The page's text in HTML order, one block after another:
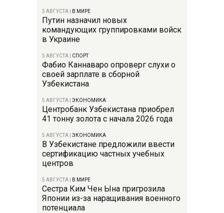
5 АВГУСТА В МИРЕ
Путин назначил новых
командующих группировками войск
в Украине
5 АВГУСТА СПОРТ
Фабио Каннаваро опроверг слухи о
своей зарплате в сборной
Узбекистана
5 АВГУСТА ЭКОНОМИКА
Центробанк Узбекистана приобрел
41 тонну золота с начала 2026 года
5 АВГУСТА ЭКОНОМИКА
В Узбекистане предложили ввести
сертификацию частных учебных
центров
5 АВГУСТА В МИРЕ
Сестра Ким Чен Ына пригрозила
Японии из-за наращивания военного
потенциала